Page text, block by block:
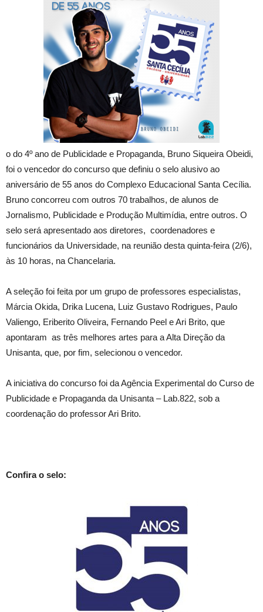
o do 4º ano de Publicidade e Propaganda, Bruno Siqueira Obeidi,
foi o vencedor do concurso que definiu o selo alusivo ao
aniversário de 55 anos do Complexo Educacional Santa Cecília.
Bruno concorreu com outros 70 trabalhos, de alunos de
Jornalismo, Publicidade e Produção Multimídia, entre outros. O
selo será apresentado aos diretores, coordenadores e
funcionários da Universidade, na reunião desta quinta-feira (2/6),
às 10 horas, na Chancelaria.
A seleção foi feita por um grupo de professores especialistas,
Márcia Okida, Drika Lucena, Luiz Gustavo Rodrigues, Paulo
Valiengo, Eriberito Oliveira, Fernando Peel e Ari Brito, que
apontaram as três melhores artes para a Alta Direção da
Unisanta, que, por fim, selecionou o vencedor.
A iniciativa do concurso foi da Agência Experimental do Curso de
Publicidade e Propaganda da Unisanta – Lab.822, sob a
coordenação do professor Ari Brito.
Confira o selo: